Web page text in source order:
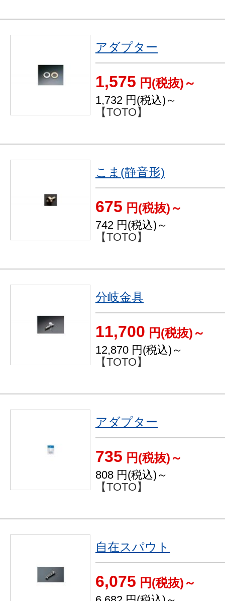
アダプター
1,575 円(税抜)～
1,732 円(税込)～
【TOTO】
こま(静音形)
675 円(税抜)～
742 円(税込)～
【TOTO】
分岐金具
11,700 円(税抜)～
12,870 円(税込)～
【TOTO】
アダプター
735 円(税抜)～
808 円(税込)～
【TOTO】
自在スパウト
6,075 円(税抜)～